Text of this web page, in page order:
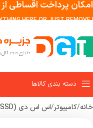
HERE OR JUST REMOVE
دسته بندی کالاها
خانه کامپیوتر اس اس دی (SSD)
امکان پرداخت اقساطی